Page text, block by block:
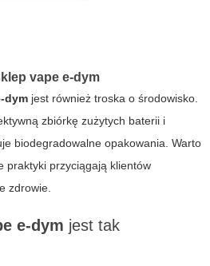
vape e-dym
dym jest również troska o środowisko.
zbiórkę zużytych baterii i
biodegradowalne opakowania. Warto
praktyki przyciągają klientów
zdrowie.
e-dym jest tak